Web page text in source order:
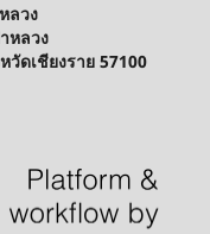
ลวง
หลวง
วัดเชียงราย 57100